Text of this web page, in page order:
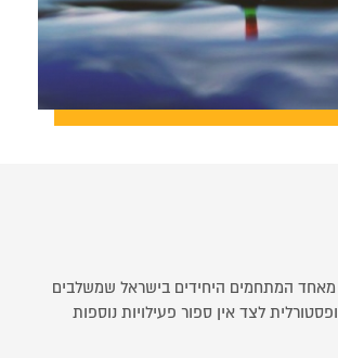
מאחד המתחמים היחידים בישראל שמשלבים
לצד אין ספור פעילויות נוספות